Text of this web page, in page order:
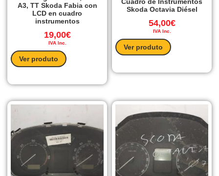
A3, TT Skoda Fabia con
LCD en cuadro
instrumentos
19,00€
IVA Inc.
Ver produto
Skoda Octavia Diésel
54,00€
IVA Inc.
Ver produto